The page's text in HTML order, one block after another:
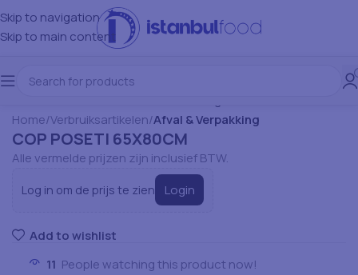
Skip to navigation
Skip to main content
Home Verbruiksartikelen Afval & Verpakking
COP POSETI 65X80CM
Alle vermelde prijzen zijn inclusief BTW.
Log in om de prijs te zien Login
Add to wishlist
11 People watching this product now!